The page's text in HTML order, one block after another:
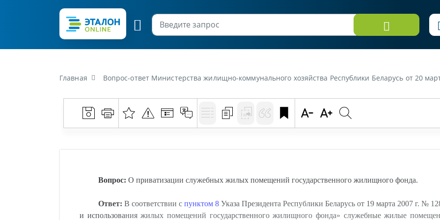
Главная Вопрос-ответ Министерства жилищно-коммунального хозяйства Республики Беларусь от 20 марта 2013 г. «О приватизации
Вопрос: О приватизации служебных жилых помещений государственного жилищного фонда.
Ответ: В соответствии с пунктом 8Указа Президента Республики Беларусь от 19 марта 2007 г. №
и использования жилых помещений государственного жилищного фонда» служебные жилые